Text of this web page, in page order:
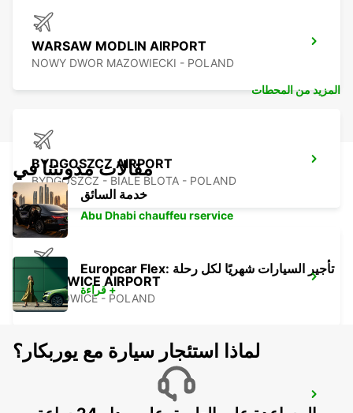
WARSAW MODLIN AIRPORT
NOWY DWOR MAZOWIECKI - POLAND
BYDGOSZCZ AIRPORT
BYDGOSZCZ - BIALE BLOTA - POLAND
KATOWICE AIRPORT
OZAROWICE - POLAND
المزيد من المحطات
مقالات مدونتنا في
خدمة السائق
Abu Dhabi chauffeu rservice
Europcar Flex: تأجير السيارات شهريًا لكل رحلة
قراءة +
لماذا استئجار سيارة مع يوربكار؟